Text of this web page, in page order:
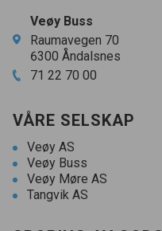
Veøy Buss
Raumavegen 70
6300 Åndalsnes
71 22 70 00
VÅRE SELSKAP
Veøy AS
Veøy Buss
Veøy Møre AS
Tangvik AS